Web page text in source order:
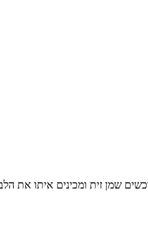
שמן זית ומכינים איתו את